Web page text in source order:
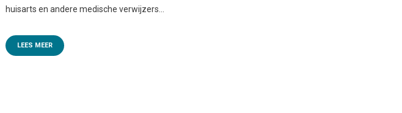
huisarts en andere medische verwijzers...
LEES MEER